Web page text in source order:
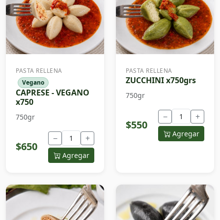
PASTA RELLENA
Vegano
CAPRESE - VEGANO
x750
750gr
$650
− +
Agregar
PASTA RELLENA
ZUCCHINI x750grs
750gr
$550
− +
Agregar